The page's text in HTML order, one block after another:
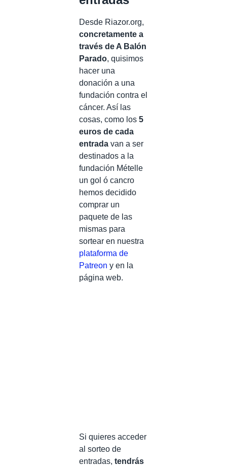
Desde Riazor.org,
concretamente a
través de A Balón
Parado, quisimos
hacer una
donación a una
fundación contra el
cáncer. Así las
cosas, como los 5
euros de cada
entrada van a ser
destinados a la
fundación Mételle
un gol ó cancro
hemos decidido
comprar un
paquete de las
mismas para
sortear en nuestra
plataforma de
Patreon y en la
página web.
Si quieres acceder
al sorteo de
entradas, tendrás